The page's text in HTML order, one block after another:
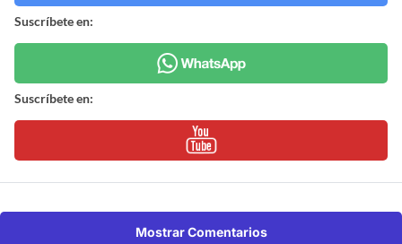
Suscríbete en:
Suscríbete en:
Mostrar Comentarios